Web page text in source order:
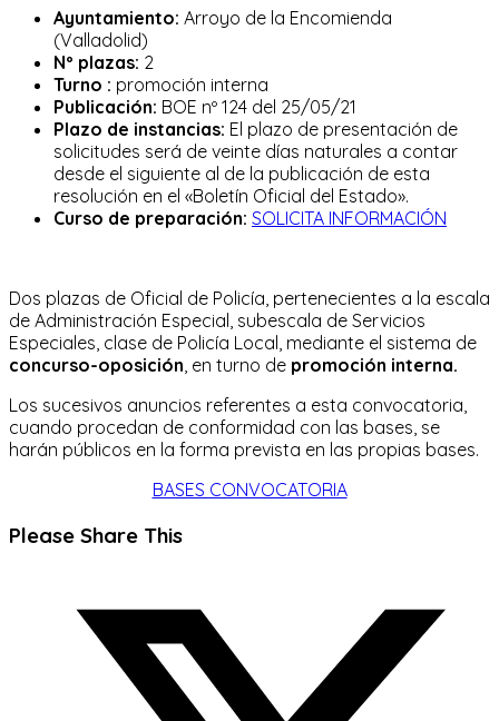
entrada:
la
entrada:
Ayuntamiento: Arroyo de la Encomienda
(Valladolid)
Nº plazas: 2
Turno : promoción interna
Publicación: BOE nº 124 del 25/05/21
Plazo de instancias: El plazo de presentación de
solicitudes será de veinte días naturales a contar
desde el siguiente al de la publicación de esta
resolución en el «Boletín Oficial del Estado».
Curso de preparación: SOLICITA INFORMACIÓN
Dos plazas de Oficial de Policía, pertenecientes a la escala
de Administración Especial, subescala de Servicios
Especiales, clase de Policía Local, mediante el sistema de
concurso-oposición , en turno de promoción interna.
Los sucesivos anuncios referentes a esta convocatoria,
cuando procedan de conformidad con las bases, se
harán públicos en la forma prevista en las propias bases.
BASES CONVOCATORIA
Please Share ThisCompartir